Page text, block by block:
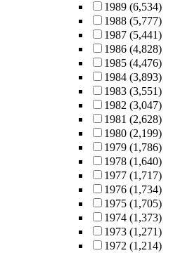
1989 (6,534)
1988 (5,777)
1987 (5,441)
1986 (4,828)
1985 (4,476)
1984 (3,893)
1983 (3,551)
1982 (3,047)
1981 (2,628)
1980 (2,199)
1979 (1,786)
1978 (1,640)
1977 (1,717)
1976 (1,734)
1975 (1,705)
1974 (1,373)
1973 (1,271)
1972 (1,214)